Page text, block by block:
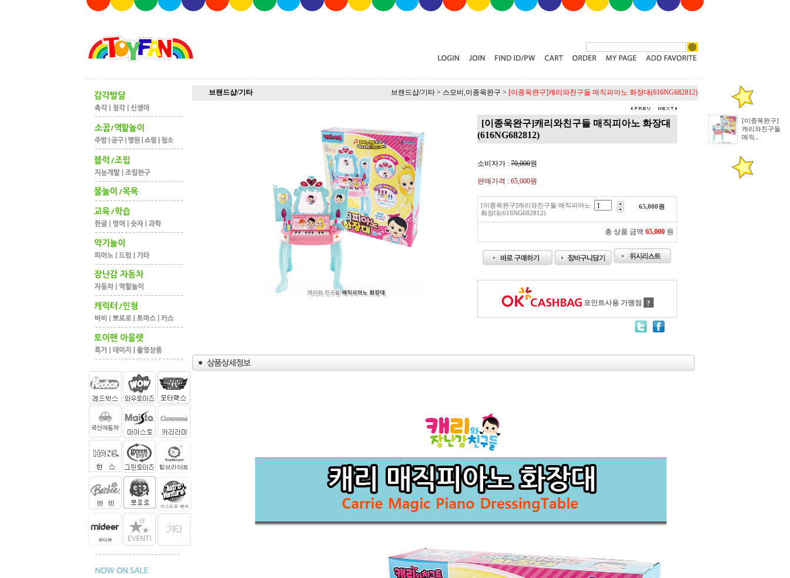
브랜드샵/기타 브랜드샵/기타 > 스모비,이종욱완구 > [이종욱완구]캐리와친구들 매직피아노 화장대(616NG682812)
[이종욱완구]캐리와친구들 매직피아노 화장대
(616NG682812)
소비자가 : 70,000원
판매가격 : 65,000원
[이종욱완구]캐리와친구들 매직피아노
화장대(616NG682812)
65,000원
총 상품 금액 65,000 원
포인트사용 가맹점 ?
[이종욱완구]
캐리와친구들
매직..